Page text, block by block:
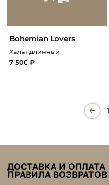
Bohemian Lovers
Халат длинный
7 500 ₽
1
ДОСТАВКА И ОПЛАТА
ПРАВИЛА ВОЗВРАТОВ